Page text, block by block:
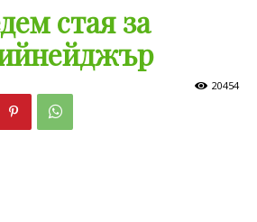
стая за
20454